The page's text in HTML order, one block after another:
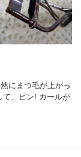
にまつ毛が上がっ
て、ピン! カールが